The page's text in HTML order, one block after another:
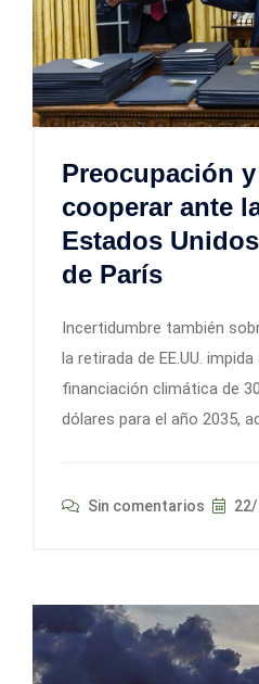
Preocupación
cooperar ante
Estados
de París
Incertidumbre también
la retirada de EE.UU.
financiación climática de
dólares para el año 2035,
Sin comentarios